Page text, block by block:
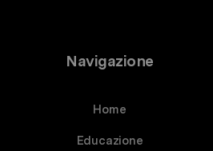
Strumentazione, esercizi e EBP
Navigazione
Home
Educazione